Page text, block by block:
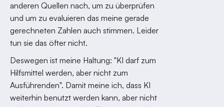
anderen Quellen nach, um zu überprüfen
und um zu evaluieren das meine gerade
gerechneten Zahlen auch stimmen. Leider
tun sie das öfter nicht.
Deswegen ist meine Haltung: "KI darf zum
Hilfsmittel werden, aber nicht zum
Ausführenden". Damit meine ich, dass KI
weiterhin benutzt werden kann, aber nicht